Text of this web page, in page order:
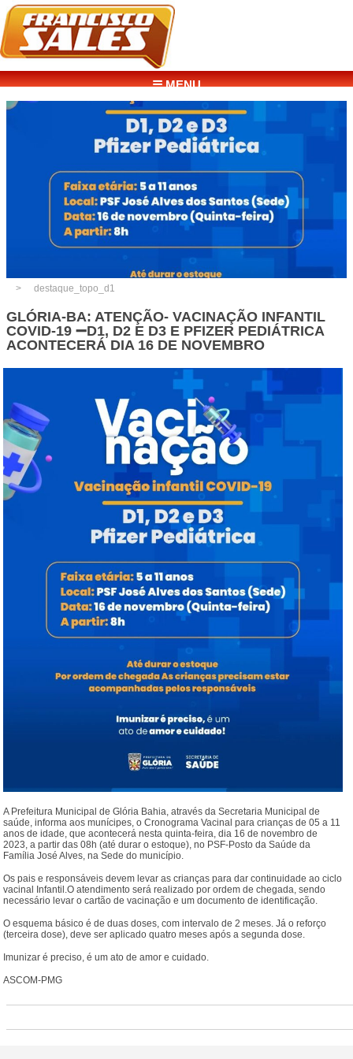
☰ MENU
destaque_topo_d1
GLÓRIA-BA: ATENÇÃO- VACINAÇÃO INFANTIL
COVID-19 ➖D1, D2 E D3 E PFIZER PEDIÁTRICA
ACONTECERÁ DIA 16 DE NOVEMBRO
A Prefeitura Municipal de Glória Bahia, através da Secretaria Municipal de
saúde, informa aos munícipes, o Cronograma Vacinal para crianças de 05 a 11
anos de idade, que acontecerá nesta quinta-feira, dia 16 de novembro de
2023, a partir das 08h (até durar o estoque), no PSF-Posto da Saúde da
Família José Alves, na Sede do município.
Os pais e responsáveis devem levar as crianças para dar continuidade ao ciclo
vacinal Infantil.O atendimento será realizado por ordem de chegada, sendo
necessário levar o cartão de vacinação e um documento de identificação.
O esquema básico é de duas doses, com intervalo de 2 meses. Já o reforço
(terceira dose), deve ser aplicado quatro meses após a segunda dose.
Imunizar é preciso, é um ato de amor e cuidado.
ASCOM-PMG